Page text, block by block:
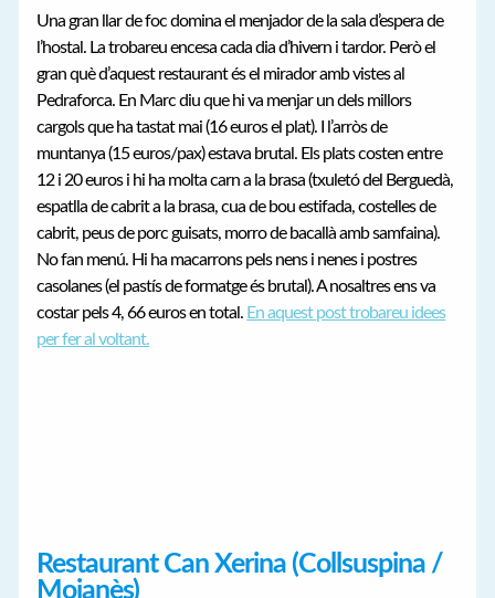
Una gran llar de foc domina el menjador de la sala d’espera de
l’hostal. La trobareu encesa cada dia d’hivern i tardor. Però el
gran què d’aquest restaurant és el mirador amb vistes al
Pedraforca. En Marc diu que hi va menjar un dels millors
cargols que ha tastat mai (16 euros el plat). I l’arròs de
muntanya (15 euros/pax) estava brutal. Els plats costen entre
12 i 20 euros i hi ha molta carn a la brasa (txuletó del Berguedà,
espatlla de cabrit a la brasa, cua de bou estifada, costelles de
cabrit, peus de porc guisats, morro de bacallà amb samfaina).
No fan menú. Hi ha macarrons pels nens i nenes i postres
casolanes (el pastís de formatge és brutal). A nosaltres ens va
costar pels 4, 66 euros en total. En aquest post trobareu idees
per fer al voltant.
Restaurant Can Xerina (Collsuspina /
Moianès)